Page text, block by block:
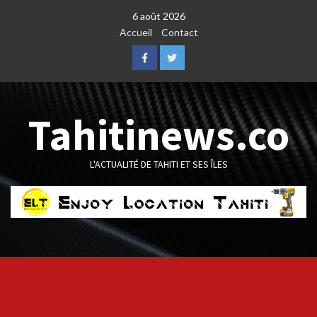
6 août 2026
Accueil
Contact
FacebookTwitter
Tahitinews.co
L'ACTUALITÉ DE TAHITI ET SES ÎLES